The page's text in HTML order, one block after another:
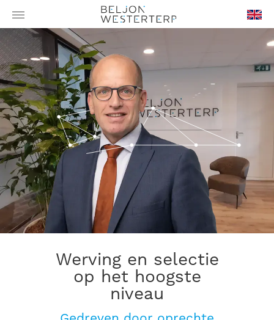
Werving en selectie
op het hoogste
niveau